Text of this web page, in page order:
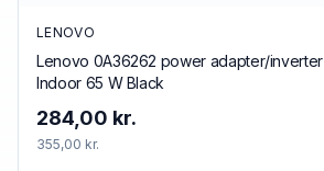
LENOVO
Lenovo 0A36262 power adapter/inverter
Indoor 65 W Black
284,00 kr.
355,00 kr.